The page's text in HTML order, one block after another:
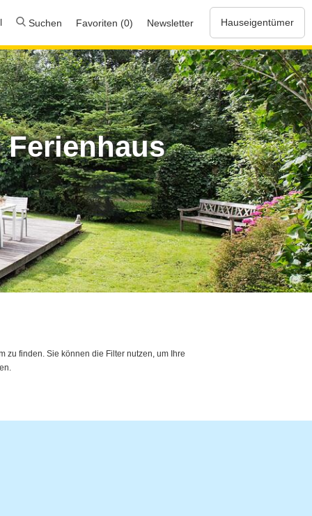
Suchen Favoriten (0) Newsletter Hauseigentümer
zu finden. Sie können die Filter nutzen, um Ihre